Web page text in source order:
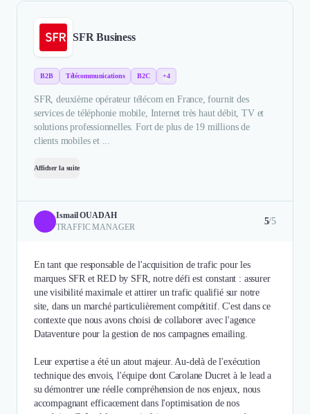
SFR Business
B2B Télécommunications B2C +4
SFR, deuxième opérateur télécom en France, fournit des
services de téléphonie mobile, Internet très haut débit, TV et
solutions professionnelles. Fort de plus de 19 millions de
clients mobiles et ...
Afficher la suite
Ismail OUADAH
TRAFFIC MANAGER
5/5
En tant que responsable de l'acquisition de trafic pour les
marques SFR et RED by SFR, notre défi est constant : assurer
une visibilité maximale et attirer un trafic qualifié sur notre
site, dans un marché particulièrement compétitif. C'est dans ce
contexte que nous avons choisi de collaborer avec l'agence
Dataventure pour la gestion de nos campagnes emailing.
Leur expertise a été un atout majeur. Au-delà de l'exécution
technique des envois, l'équipe dont Carolane Ducret à le lead a
su démontrer une réelle compréhension de nos enjeux, nous
accompagnant efficacement dans l'optimisation de nos